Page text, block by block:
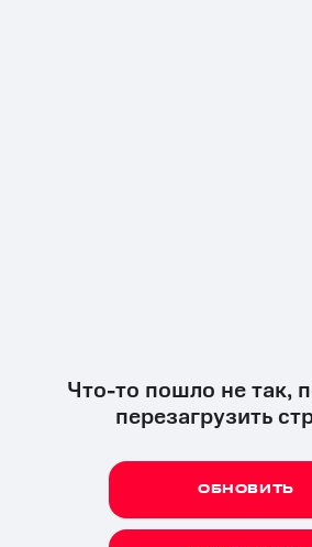
Что-то пошло не так,
перезагрузить
ОБНОВИТЬ